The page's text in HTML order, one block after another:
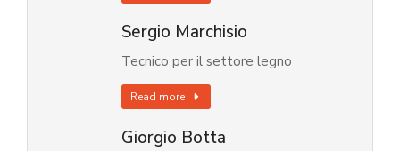
Sergio Marchisio
Tecnico per il settore legno
Read more
Giorgio Botta